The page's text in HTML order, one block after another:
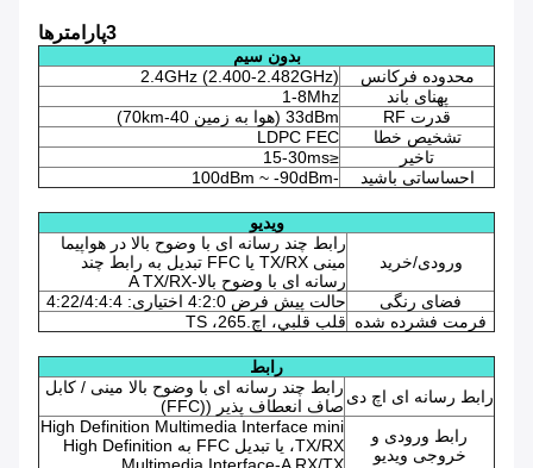
3پارامترها
بدون سیم
محدوده فرکانس
2.4GHz (2.400-2.482GHz)
پهنای باند
1-8Mhz
قدرت RF
33dBm (هوا به زمین 40-70km)
تشخیص خطا
LDPC FEC
تاخیر
≤15-30ms
احساساتی باشید
-100dBm ~ -90dBm
ویدیو
ورودی/خرید
رابط چند رسانه ای با وضوح بالا در هواپیما
مینی TX/RX یا FFC تبدیل به رابط چند
رسانه ای با وضوح بالا-A TX/RX
فضای رنگی
حالت پیش فرض 4:2:0 اختیاری: 4:22/4:4:4
فرمت فشرده شده قلب قلبي، اچ.265، TS
رابط
رابط رسانه ای اچ دی رابط چند رسانه ای با وضوح بالا مینی / کابل
صاف انعطاف پذیر ((FFC)
رابط ورودی و
خروجی ویدیو
High Definition Multimedia Interface mini
TX/RX، یا تبدیل FFC به High Definition